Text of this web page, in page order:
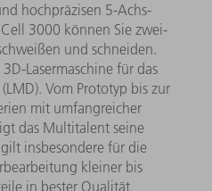
hochpräzisen 5-Achs-
Cell 3000 können Sie zwei-
und schneiden.
Lasermaschine für das
Vom Prototyp bis zur
mit umfangreicher
das Multitalent seine
insbesondere für die
kleiner bis
in bester Qualität.